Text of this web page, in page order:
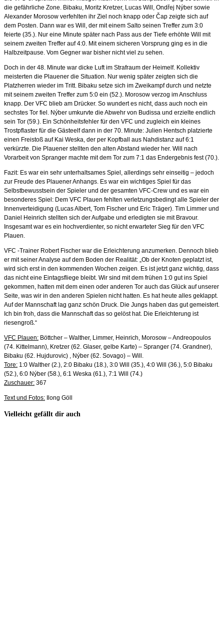
die gefährliche Zone. Bibaku, Moritz Kretzer, Lucas Will, Ondřej Nýber sowie
Alexander Morosow verfehlten ihr Ziel noch knapp oder Čap zeigte sich auf
dem Posten. Dann war es Will, der mit einem Salto seinen Treffer zum 3:0
feierte (35.). Nur eine Minute später nach Pass aus der Tiefe erhöhte Will mit
seinem zweiten Treffer auf 4:0. Mit einem sicheren Vorsprung ging es in die
Halbzeitpause. Vom Gegner war bisher nicht viel zu sehen.
Doch in der 48. Minute war dicke Luft im Strafraum der Heimelf. Kollektiv
meisterten die Plauener die Situation. Nur wenig später zeigten sich die
Platzherren wieder im Tritt. Bibaku setze sich im Zweikampf durch und netzte
mit seinem zweiten Treffer zum 5:0 ein (52.). Morosow verzog im Anschluss
knapp. Der VFC blieb am Drücker. So wundert es nicht, dass auch noch ein
sechstes Tor fiel. Nýber umkurvte die Abwehr von Budissa und erzielte endlich
sein Tor (59.). Ein Schönheitsfehler für den VFC und zugleich ein kleines
Trostpflaster für die Gästeelf dann in der 70. Minute: Julien Hentsch platzierte
einen Freistoß auf Kai Weska, der per Kopfball aus Nahdistanz auf 6:1
verkürzte. Die Plauener stellten den alten Abstand wieder her. Will nach
Vorarbeit von Spranger machte mit dem Tor zum 7:1 das Endergebnis fest (70.).
Fazit: Es war ein sehr unterhaltsames Spiel, allerdings sehr einseitig – jedoch
zur Freude des Plauener Anhangs. Es war ein wichtiges Spiel für das
Selbstbewusstsein der Spieler und der gesamten VFC-Crew und es war ein
besonderes Spiel: Dem VFC Plauen fehlten verletzungsbedingt alle Spieler der
Innenverteidigung (Lucas Albert, Tom Fischer und Eric Träger). Tim Limmer und
Daniel Heinrich stellten sich der Aufgabe und erledigten sie mit Bravour.
Insgesamt war es ein hochverdienter, so nicht erwarteter Sieg für den VFC
Plauen.
VFC -Trainer Robert Fischer war die Erleichterung anzumerken. Dennoch blieb
er mit seiner Analyse auf dem Boden der Realität: „Ob der Knoten geplatzt ist,
wird sich erst in den kommenden Wochen zeigen. Es ist jetzt ganz wichtig, dass
das nicht eine Eintagsfliege bleibt. Wir sind mit dem frühen 1:0 gut ins Spiel
gekommen, hatten mit dem einen oder anderen Tor auch das Glück auf unserer
Seite, was wir in den anderen Spielen nicht hatten. Es hat heute alles geklappt.
Auf der Mannschaft lag ganz schön Druck. Die Jungs haben das gut gemeistert.
Ich bin froh, dass die Mannschaft das so gelöst hat. Die Erleichterung ist
riesengroß.“
VFC Plauen: Böttcher – Walther, Limmer, Heinrich, Morosow – Andreopoulos
(74. Kittelmann), Kretzer (62. Glaser, gelbe Karte) – Spranger (74. Grandner),
Bibaku (62. Hujdurovic) , Nýber (62. Sovago) – Will.
Tore: 1:0 Walther (2.), 2:0 Bibaku (18.), 3:0 Will (35.), 4:0 Will (36.), 5:0 Bibaku
(52.), 6:0 Nýber (58.), 6:1 Weska (61.), 7:1 Will (74.)
Zuschauer: 367
Text und Fotos: Ilong Göll
Vielleicht gefällt dir auch